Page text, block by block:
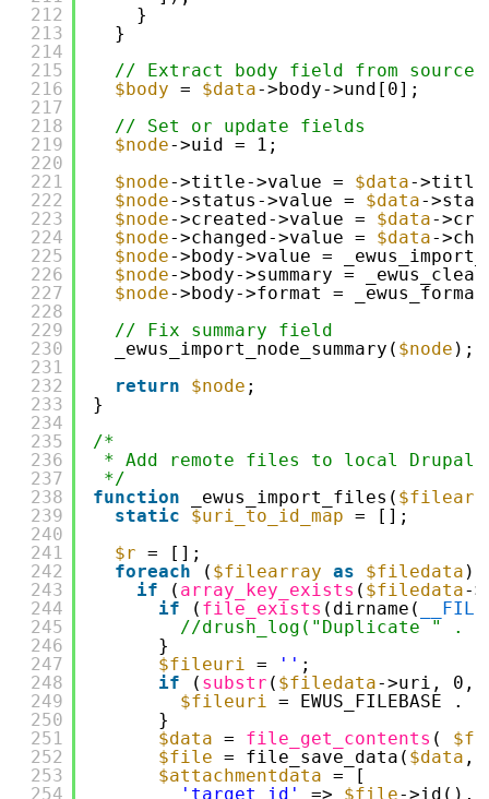
212
213
214
215
216
217
218
219
220
221
222
223
224
225
226
227
228
229
230
231
232
233
234
235
236
237
238
239
240
241
242
243
244
245
246
247
248
249
250
251
252
253
254
}
}
// Extract body field from source
$body = $data->body->und[0];
// Set or update fields
$node->uid = 1;
$node->title->value = $data-
$node->status->value = $data-
$node->created->value = $data-
$node->changed->value = $data-
$node->body->value =
$node->body->summary =
$node->body->format =
// Fix summary field
_ewus_import_node_summary( $node );
return
$node ;
}
/*
* Add remote files to local Drupal
*/
function
_ewus_import_files(
static
$uri_to_id_map = [];
$r = [];
foreach
( $filearray as $filedata )
if
( array_key_exists ( $filedata-
if
( file_exists (dirname(
//drush_log("Duplicate " .
}
$fileuri = '' ;
if
( substr ( $filedata->uri, 0,
$fileuri = EWUS_FILEBASE .
}
$data = file_get_contents (
$file = file_save_data( $data ,
$attachmentdata = [
'target_id'
=> $file->id(),